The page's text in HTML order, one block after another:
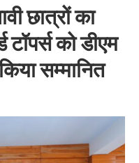
छात्रों का
टॉपर्स को डीएम
सम्मानित